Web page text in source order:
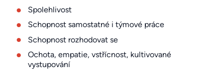
Spolehlivost
Schopnost samostatné i týmové práce
Schopnost rozhodovat se
Ochota, empatie, vstřícnost, kultivované
vystupování